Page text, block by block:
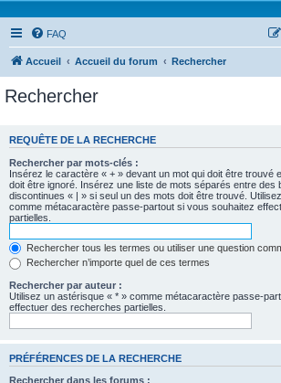
FAQ
Accueil Accueil du forum Rechercher
Rechercher
REQUÊTE DE LA RECHERCHE
Rechercher par mots-clés :
Insérez le caractère « + » devant un mot qui doit être trouvé
doit être ignoré. Insérez une liste de mots séparés entre des
discontinues « | » si seul un des mots doit être trouvé.
comme métacaractère passe-partout si vous souhaitez
partielles.
Rechercher tous les termes ou utiliser une question
Rechercher n’importe quel de ces termes
Rechercher par auteur :
Utilisez un astérisque « * » comme métacaractère passe-
effectuer des recherches partielles.
PRÉFÉRENCES DE LA RECHERCHE
Rechercher dans les forums :